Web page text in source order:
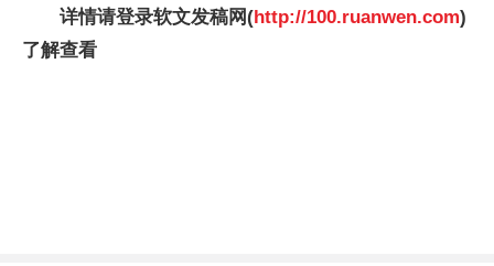
详情请登录软文发稿网(http://100.ruanwen.com)
了解查看